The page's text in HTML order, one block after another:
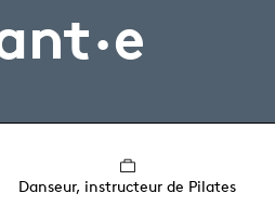
Danseur, instructeur de Pilates